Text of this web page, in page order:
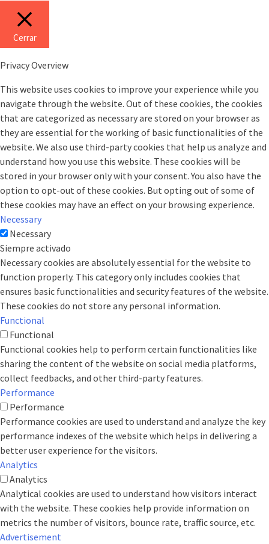
Cerrar
Privacy Overview
This website uses cookies to improve your experience while you
navigate through the website. Out of these cookies, the cookies
that are categorized as necessary are stored on your browser as
they are essential for the working of basic functionalities of the
website. We also use third-party cookies that help us analyze and
understand how you use this website. These cookies will be
stored in your browser only with your consent. You also have the
option to opt-out of these cookies. But opting out of some of
these cookies may have an effect on your browsing experience.
Necessary
Necessary
Siempre activado
Necessary cookies are absolutely essential for the website to
function properly. This category only includes cookies that
ensures basic functionalities and security features of the website.
These cookies do not store any personal information.
Functional
Functional
Functional cookies help to perform certain functionalities like
sharing the content of the website on social media platforms,
collect feedbacks, and other third-party features.
Performance
Performance
Performance cookies are used to understand and analyze the key
performance indexes of the website which helps in delivering a
better user experience for the visitors.
Analytics
Analytics
Analytical cookies are used to understand how visitors interact
with the website. These cookies help provide information on
metrics the number of visitors, bounce rate, traffic source, etc.
Advertisement